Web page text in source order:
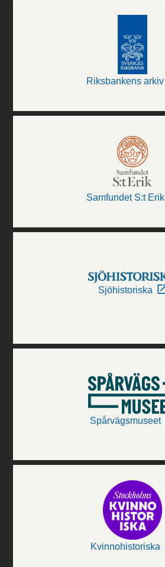
Riksbankens arkiv
Samfundet S:t Erik
Sjöhistoriska
Spårvägsmuseet
Kvinnohistoriska